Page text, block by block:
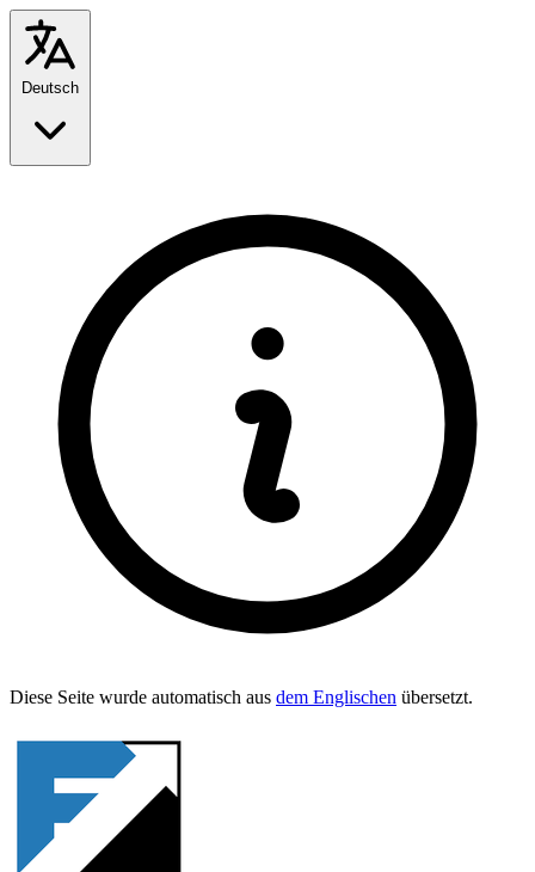
Diese Seite wurde automa­tisch aus dem Englis­chen übersetzt.